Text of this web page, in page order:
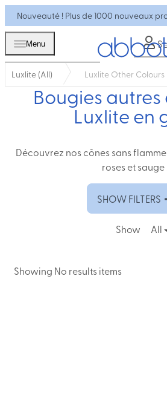
Nouveauté ! Plus de 1000 nouveaux
Menu
Luxlite (All) Luxlite Other Colours
Bougies autres
Luxlite en
Découvrez nos cônes sans
roses et sauge
SHOW FILTERS
Show All
Showing No results items